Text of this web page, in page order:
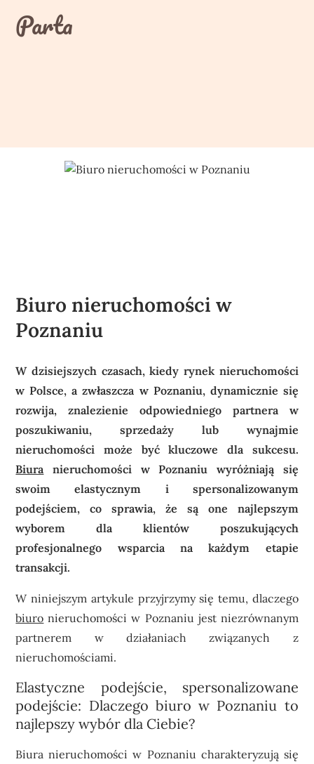
contentParta
Biuro nieruchomości w
Poznaniu
W dzisiejszych czasach, kiedy rynek nieruchomości
w Polsce, a zwłaszcza w Poznaniu, dynamicznie się
rozwija, znalezienie odpowiedniego partnera w
poszukiwaniu, sprzedaży lub wynajmie
nieruchomości może być kluczowe dla sukcesu.
Biura nieruchomości w Poznaniu wyróżniają się
swoim elastycznym i spersonalizowanym
podejściem, co sprawia, że są one najlepszym
wyborem dla klientów poszukujących
profesjonalnego wsparcia na każdym etapie
transakcji.
W niniejszym artykule przyjrzymy się temu, dlaczego
biuro nieruchomości w Poznaniu jest niezrównanym
partnerem w działaniach związanych z
nieruchomościami.
Elastyczne podejście, spersonalizowane
podejście: Dlaczego biuro w Poznaniu to
najlepszy wybór dla Ciebie?
Biura nieruchomości w Poznaniu charakteryzują się